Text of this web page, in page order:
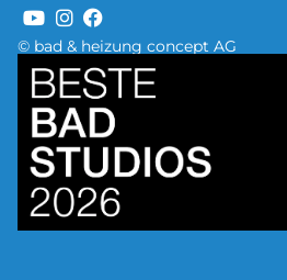
© bad & heizung concept AG